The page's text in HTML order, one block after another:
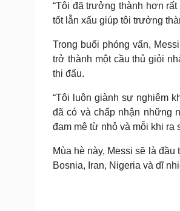
“Tôi đã trưởng thành hơn
tốt lẫn xấu giúp tôi trưởng
Trong buổi phóng vấn,
trở thành một cầu thủ giỏi
thi đấu.
“Tôi luôn giành sự nghiêm
đã có và chấp nhận những
đam mê từ nhỏ và mỗi khi ra
Mùa hè này, Messi sẽ là
Bosnia, Iran, Nigeria và dĩ